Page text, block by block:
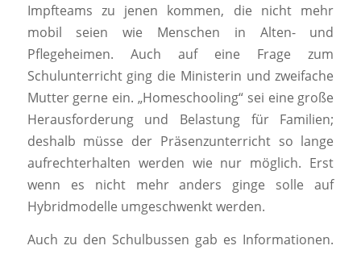
Impfteams zu jenen kommen, die nicht mehr
mobil seien wie Menschen in Alten- und
Pflegeheimen. Auch auf eine Frage zum
Schulunterricht ging die Ministerin und zweifache
Mutter gerne ein. „Homeschooling“ sei eine große
Herausforderung und Belastung für Familien;
deshalb müsse der Präsenzunterricht so lange
aufrechterhalten werden wie nur möglich. Erst
wenn es nicht mehr anders ginge solle auf
Hybridmodelle umgeschwenkt werden.
Auch zu den Schulbussen gab es Informationen.